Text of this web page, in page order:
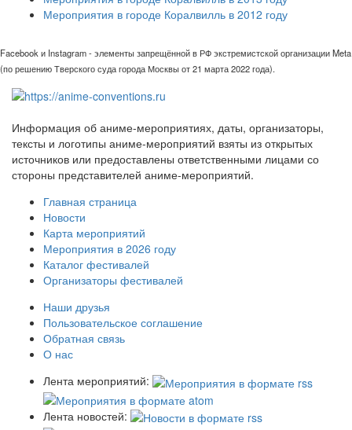
Мероприятия в городе Коралвилль в 2012 году
Facebook и Instagram - элементы запрещённой в РФ экстремистской организации Meta
(по решению Тверского суда города Москвы от 21 марта 2022 года).
Информация об аниме-мероприятиях, даты, организаторы,
тексты и логотипы аниме-мероприятий взяты из открытых
источников или предоставлены ответственными лицами со
стороны представителей аниме-мероприятий.
Главная страница
Новости
Карта мероприятий
Мероприятия в 2026 году
Каталог фестивалей
Организаторы фестивалей
Наши друзья
Пользовательское соглашение
Обратная связь
О нас
Лента мероприятий:
Лента новостей: